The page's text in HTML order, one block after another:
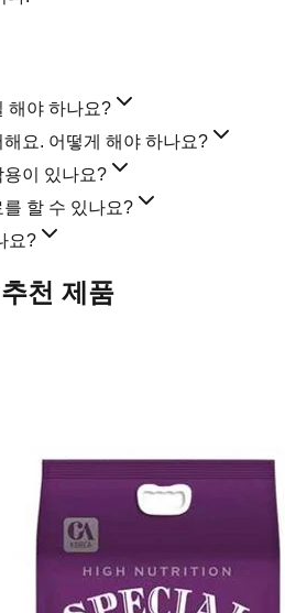
해야 하나요?
요. 어떻게 해야 하나요?
이 있나요?
할 수 있나요?
요?
천 제품